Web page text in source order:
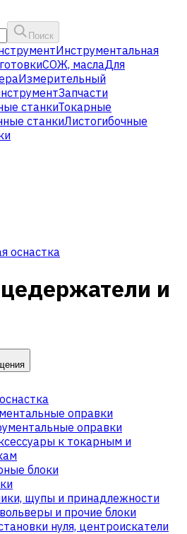
Поиск
Инструментальная
СОЖ, маслаДля
Измерительный
Запчасти
станкиТокарные
станкиЛистогибочные
оснастка
и
оправки
оправки
к токарным и
блоки
щупы и принадлежности
и прочие блоки
нуля, центроискатели